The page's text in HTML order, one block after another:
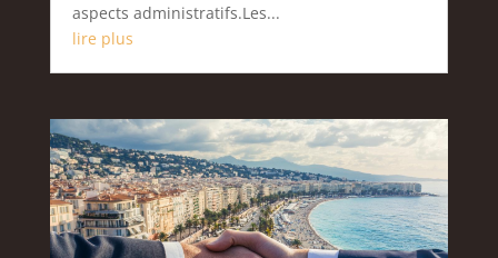
aspects administratifs.Les...
lire plus